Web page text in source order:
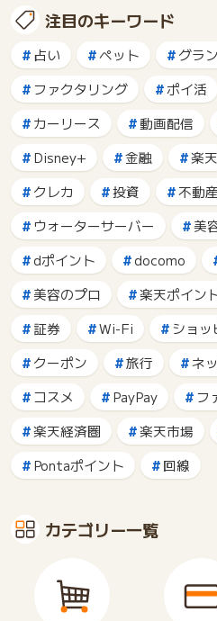
注目のキーワード
占い ペット
グラ
ファクタリング
ポイ活
カーリース
動画配信
Disney+
金融 楽天
クレカ
投資
不動
ウォーターサーバー
美
dポイント
docomo
美容のプロ
楽天ポイン
証券
Wi-Fi ショ
クーポン
旅行
ネ
コスメ
PayPay
フ
楽天経済圏
楽天市場
Pontaポイント
回線
カテゴリー一覧